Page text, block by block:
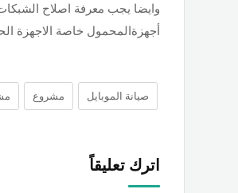
وايضا يجب معرفة اصلاح
أجهزةالمحمول خاصة الاجهزة
صيانة الموبايل مشروع
اترك تعليقاً